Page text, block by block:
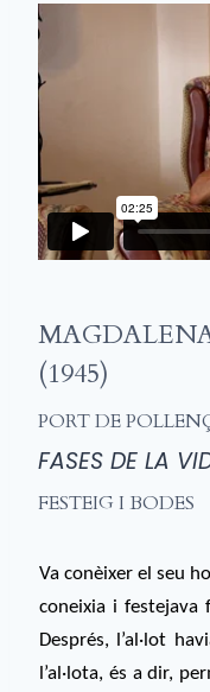
(1945)
PORT DE
FASES DE LA
FESTEIG I BODES
Va conèixer el seu
coneixia i festejava
Després, l’al·lot
l’al·lota, és a dir,